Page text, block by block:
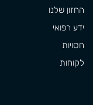
החזון שלנו
ידע רפואי
חסויות
לקוחות